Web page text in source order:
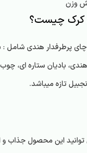
وزن
کرک چیست؟
چای پرطرفدار هندی شامل :
بادیان ستاره ای، چوب
تازه میباشد.
این محصول جذاب